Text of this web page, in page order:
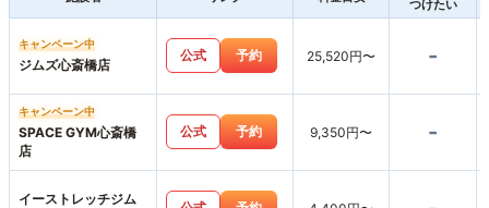
つけたい
キャンペーン中
ジムズ心斎橋店
公式 予約 25,520円〜 -
キャンペーン中
SPACE GYM心斎橋
店
公式 予約 9,350円〜 -
イーストレッチジム